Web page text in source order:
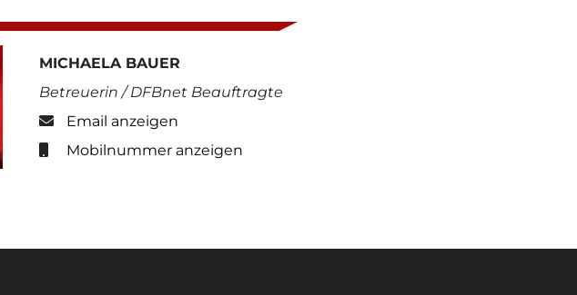
MICHAELA BAUER
Betreuerin / DFBnet Beauftragte
Email anzeigen
Mobilnummer anzeigen